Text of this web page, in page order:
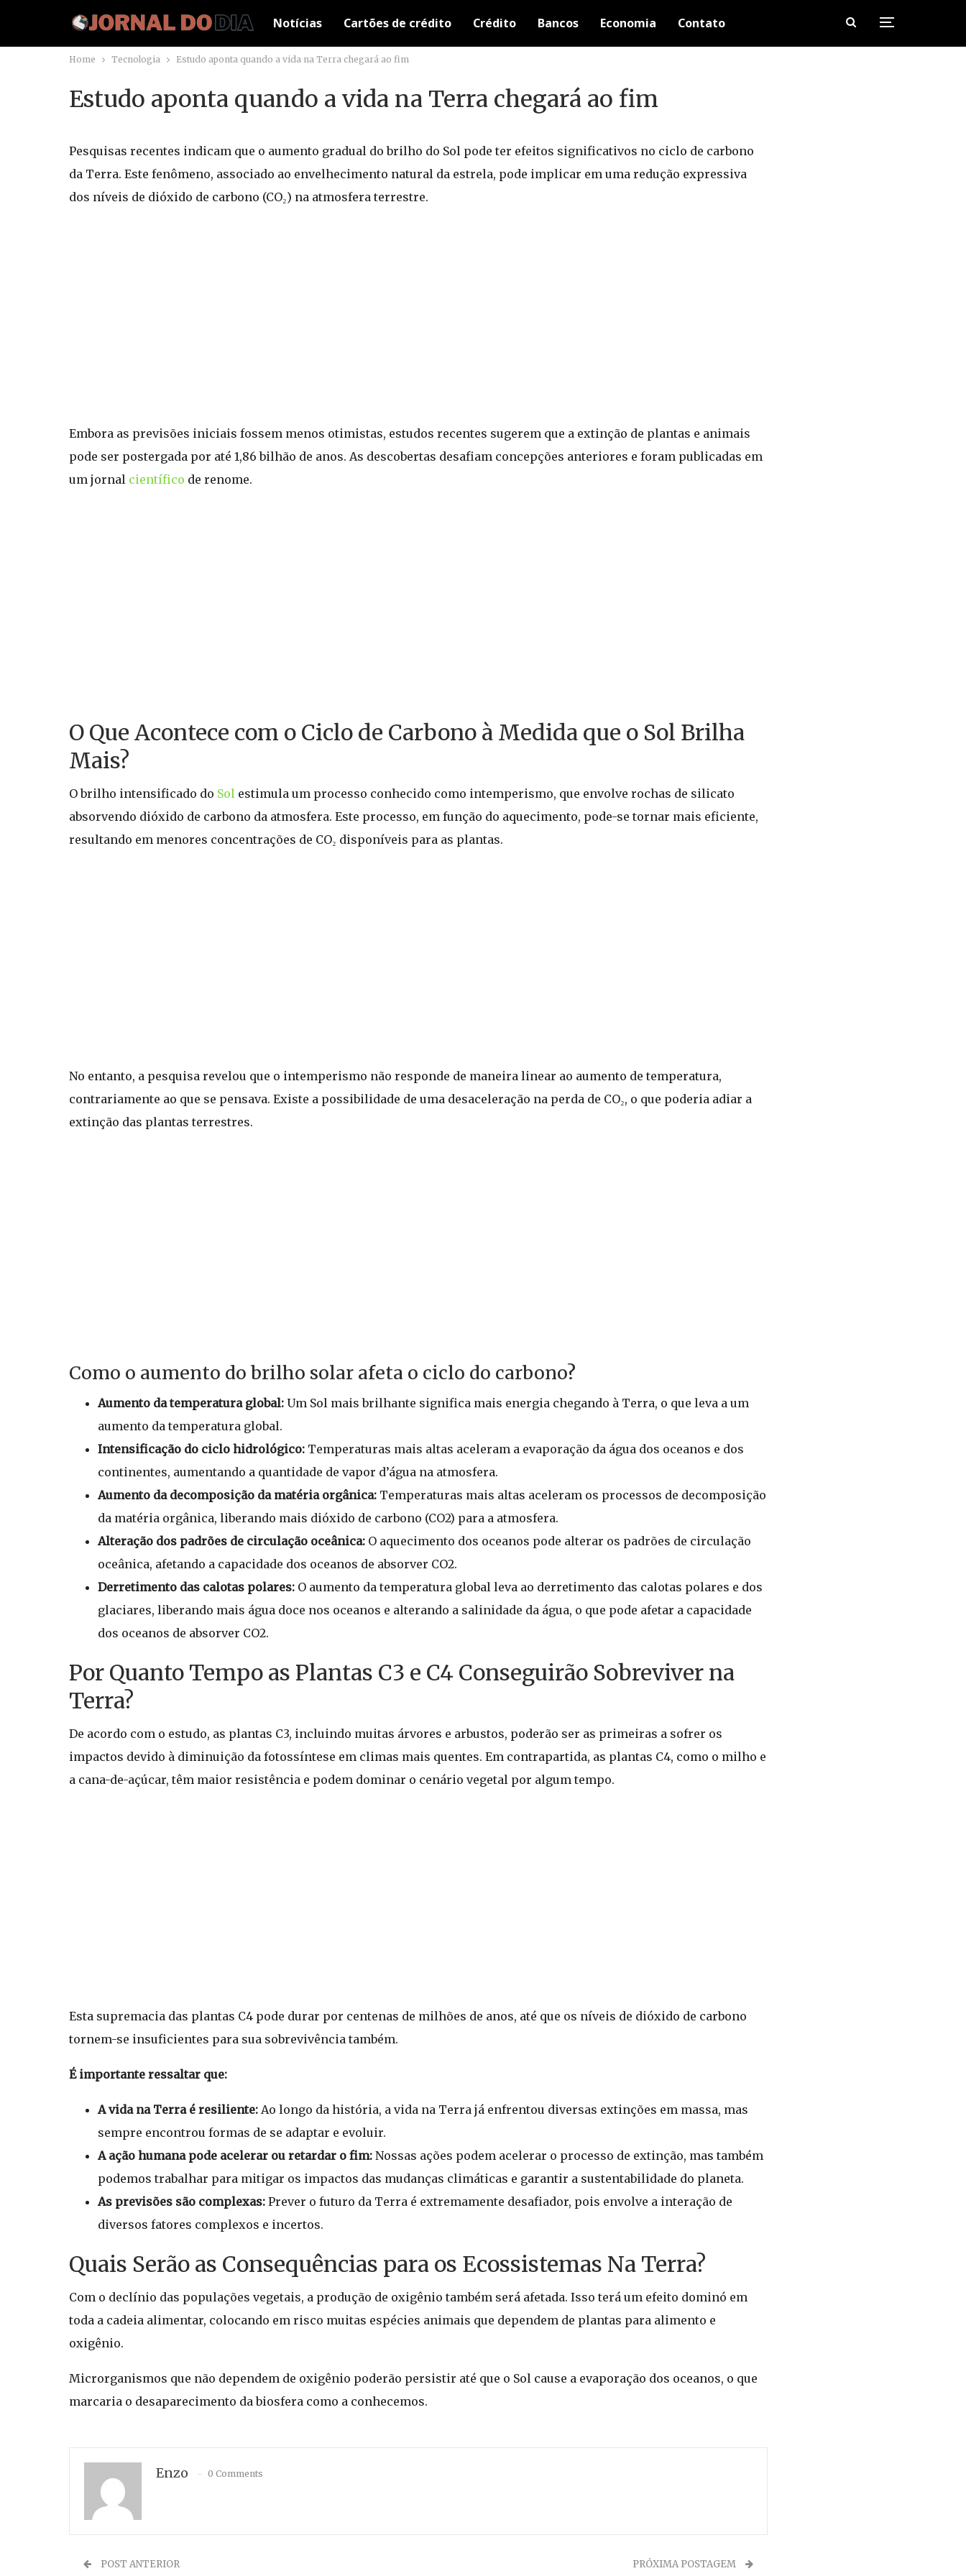
Notícias Cartões de crédito Crédito Bancos Economia Contato
Home Tecnologia Estudo aponta quando a vida na Terra chegará ao fim
Estudo aponta quando a vida na Terra chegará ao fim
Pesquisas recentes indicam que o aumento gradual do brilho do Sol pode ter efeitos significativos no ciclo de carbono
da Terra. Este fenômeno, associado ao envelhecimento natural da estrela, pode implicar em uma redução expressiva
dos níveis de dióxido de carbono (CO₂) na atmosfera terrestre.
Embora as previsões iniciais fossem menos otimistas, estudos recentes sugerem que a extinção de plantas e animais
pode ser postergada por até 1,86 bilhão de anos. As descobertas desafiam concepções anteriores e foram publicadas em
um jornal científico de renome.
O Que Acontece com o Ciclo de Carbono à Medida que o Sol Brilha
Mais?
O brilho intensificado do Sol estimula um processo conhecido como intemperismo, que envolve rochas de silicato
absorvendo dióxido de carbono da atmosfera. Este processo, em função do aquecimento, pode-se tornar mais eficiente,
resultando em menores concentrações de CO₂ disponíveis para as plantas.
No entanto, a pesquisa revelou que o intemperismo não responde de maneira linear ao aumento de temperatura,
contrariamente ao que se pensava. Existe a possibilidade de uma desaceleração na perda de CO₂, o que poderia adiar a
extinção das plantas terrestres.
Como o aumento do brilho solar afeta o ciclo do carbono?
Aumento da temperatura global: Um Sol mais brilhante significa mais energia chegando à Terra, o que leva a um
aumento da temperatura global.
Intensificação do ciclo hidrológico: Temperaturas mais altas aceleram a evaporação da água dos oceanos e dos
continentes, aumentando a quantidade de vapor d’água na atmosfera.
Aumento da decomposição da matéria orgânica: Temperaturas mais altas aceleram os processos de decomposição
da matéria orgânica, liberando mais dióxido de carbono (CO2) para a atmosfera.
Alteração dos padrões de circulação oceânica: O aquecimento dos oceanos pode alterar os padrões de circulação
oceânica, afetando a capacidade dos oceanos de absorver CO2.
Derretimento das calotas polares: O aumento da temperatura global leva ao derretimento das calotas polares e dos
glaciares, liberando mais água doce nos oceanos e alterando a salinidade da água, o que pode afetar a capacidade
dos oceanos de absorver CO2.
Por Quanto Tempo as Plantas C3 e C4 Conseguirão Sobreviver na
Terra?
De acordo com o estudo, as plantas C3, incluindo muitas árvores e arbustos, poderão ser as primeiras a sofrer os
impactos devido à diminuição da fotossíntese em climas mais quentes. Em contrapartida, as plantas C4, como o milho e
a cana-de-açúcar, têm maior resistência e podem dominar o cenário vegetal por algum tempo.
Esta supremacia das plantas C4 pode durar por centenas de milhões de anos, até que os níveis de dióxido de carbono
tornem-se insuficientes para sua sobrevivência também.
É importante ressaltar que:
A vida na Terra é resiliente: Ao longo da história, a vida na Terra já enfrentou diversas extinções em massa, mas
sempre encontrou formas de se adaptar e evoluir.
A ação humana pode acelerar ou retardar o fim: Nossas ações podem acelerar o processo de extinção, mas também
podemos trabalhar para mitigar os impactos das mudanças climáticas e garantir a sustentabilidade do planeta.
As previsões são complexas: Prever o futuro da Terra é extremamente desafiador, pois envolve a interação de
diversos fatores complexos e incertos.
Quais Serão as Consequências para os Ecossistemas Na Terra?
Com o declínio das populações vegetais, a produção de oxigênio também será afetada. Isso terá um efeito dominó em
toda a cadeia alimentar, colocando em risco muitas espécies animais que dependem de plantas para alimento e
oxigênio.
Microrganismos que não dependem de oxigênio poderão persistir até que o Sol cause a evaporação dos oceanos, o que
marcaria o desaparecimento da biosfera como a conhecemos.
Enzo 0 Comments
POST ANTERIOR PRÓXIMA POSTAGEM